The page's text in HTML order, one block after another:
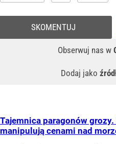
Obserwuj nas w
Dodaj jako
SKOMENTUJ
Tajemnica paragonów
manipulują cenami nad